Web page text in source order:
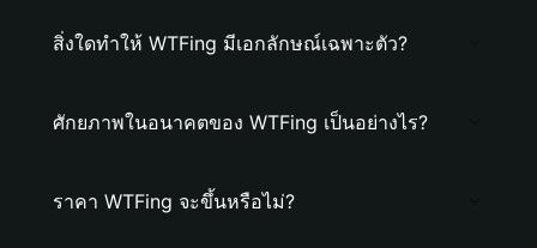
สิ่งใดทำให้ WTFing มีเอกลักษณ์เฉพาะตัว?
ศักยภาพในอนาคตของ WTFing เป็นอย่างไร?
ราคา WTFing จะขึ้นหรือไม่?